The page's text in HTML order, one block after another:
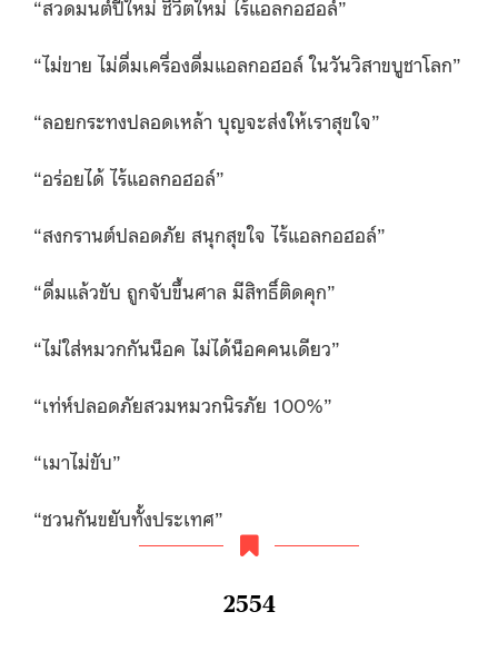
“สวดมนต์ปีใหม่ ชีวิตใหม่ ไร้แอลกอฮอล์”
“ไม่ขาย ไม่ดื่มเครื่องดื่มแอลกอฮอล์ ในวันวิสาขบูชาโลก”
“ลอยกระทงปลอดเหล้า บุญจะส่งให้เราสุขใจ”
“อร่อยได้ ไร้แอลกอฮอล์”
“สงกรานต์ปลอดภัย สนุกสุขใจ ไร้แอลกอฮอล์”
“ดื่มแล้วขับ ถูกจับขึ้นศาล มีสิทธิ์ติดคุก”
“ไม่ใส่หมวกกันน็อค ไม่ได้น็อคคนเดียว”
“เท่ห์ปลอดภัยสวมหมวกนิรภัย 100%”
“เมาไม่ขับ”
“ชวนกันขยับทั้งประเทศ”
2554